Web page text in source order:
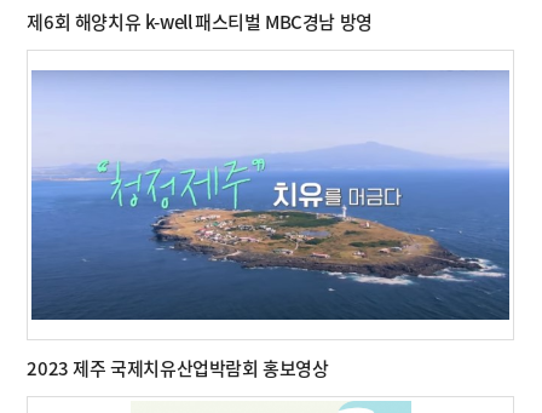
제6회 해양치유 k-well 패스티벌 MBC경남 방영
2023 제주 국제치유산업박람회 홍보영상